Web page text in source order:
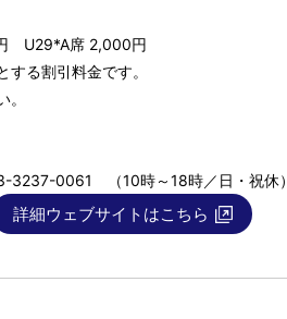
U29*A席 2,000円
る割引料金です。
3237-0061 （10時～18時／日・祝休）
詳細ウェブサイトはこちら